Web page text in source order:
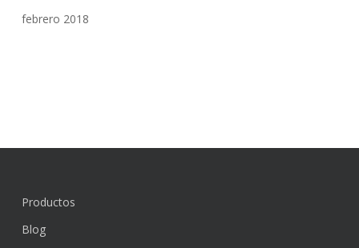
febrero 2018
Productos
Blog